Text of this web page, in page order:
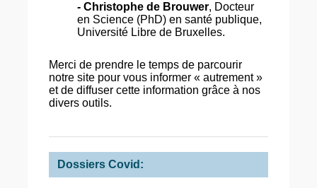
- Christophe de Brouwer, Docteur
en Science (PhD) en santé publique,
Université Libre de Bruxelles.
Merci de prendre le temps de parcourir
notre site pour vous informer « autrement »
et de diffuser cette information grâce à nos
divers outils.
Dossiers Covid: